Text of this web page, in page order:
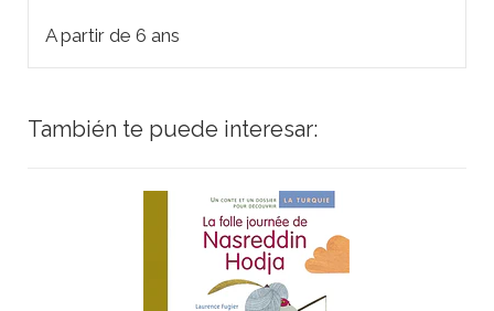
A partir de 6 ans
También te puede interesar: